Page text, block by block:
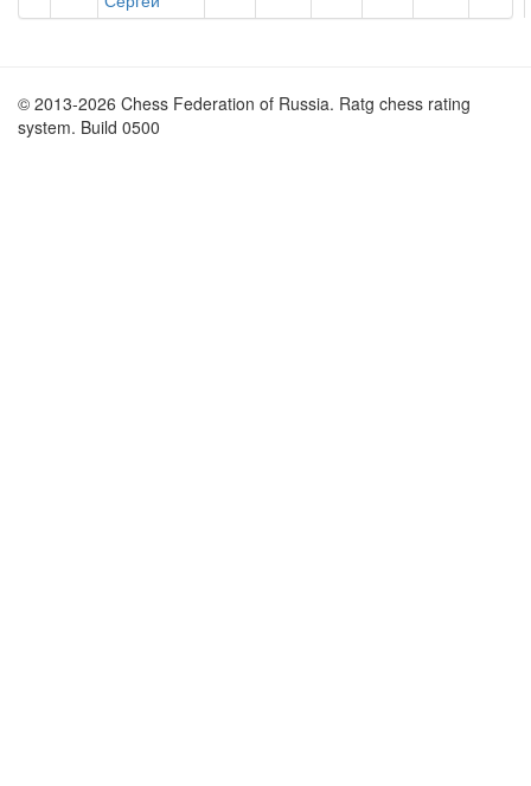
© 2013-2026 Chess Federation of Russia. Ratg chess rating
system. Build 0500